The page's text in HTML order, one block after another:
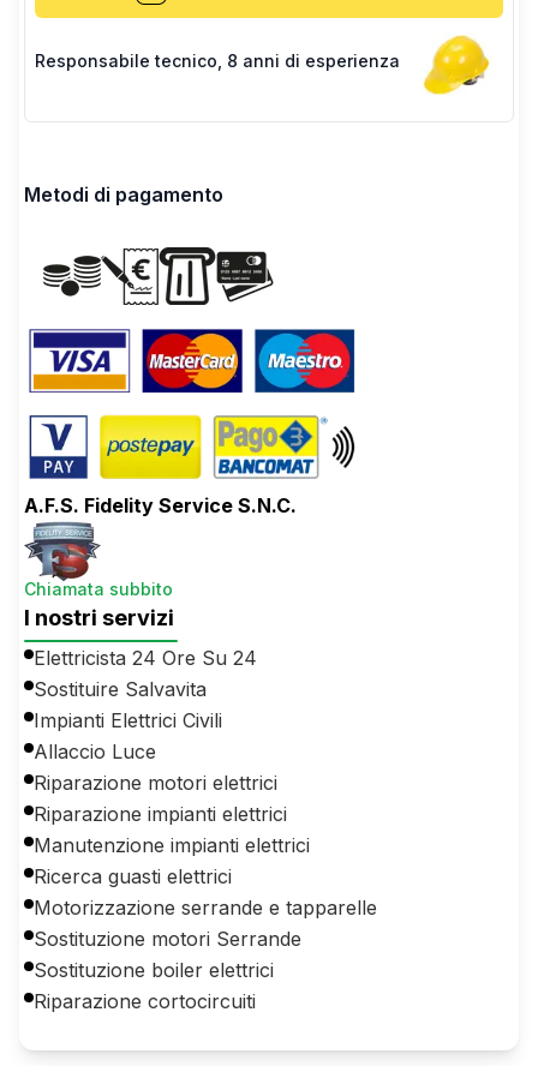
Responsabile tecnico 8 anni di esperienza
Metodi di pagamento
A.F.S. Fidelity Service S.N.C.
Chiamata subbito
I nostri servizi
Elettricista 24 Ore Su 24
Sostituire Salvavita
Impianti Elettrici Civili
Allaccio Luce
Riparazione motori elettrici
Riparazione impianti elettrici
Manutenzione impianti elettrici
Ricerca guasti elettrici
Motorizzazione serrande e tapparelle
Sostituzione motori Serrande
Sostituzione boiler elettrici
Riparazione cortocircuiti